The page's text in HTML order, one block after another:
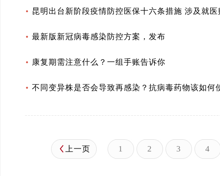
昆明出台新阶段疫情防控医保十六条措施 涉及就
最新版新冠病毒感染防控方案，发布
康复期需注意什么？一组手账告诉你
不同变异株是否会导致再感染？抗病毒药物该如
上一页 1 2 3 4